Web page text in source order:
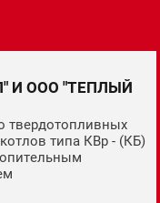
И ООО "ТЕПЛЫЙ
твердотопливных
типа КВр - (КБ)